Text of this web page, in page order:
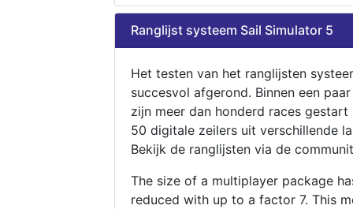
Ranglijst systeem Sail Simulator 5
Het testen van het ranglijsten
succesvol afgerond. Binnen een
zijn meer dan honderd races gestart
50 digitale zeilers uit verschillende
Bekijk de ranglijsten via de
The size of a multiplayer package
reduced with up to a factor 7. This